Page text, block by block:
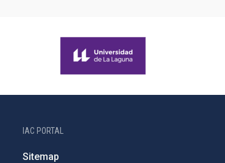
IAC PORTAL
Sitemap